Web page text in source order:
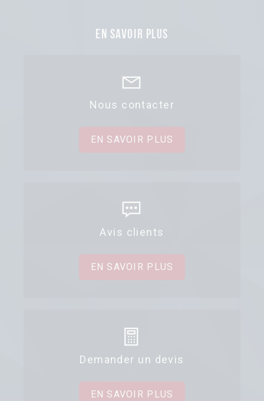
En savoir plus
Nous contacter
EN SAVOIR PLUS
Avis clients
EN SAVOIR PLUS
Demander un devis
EN SAVOIR PLUS